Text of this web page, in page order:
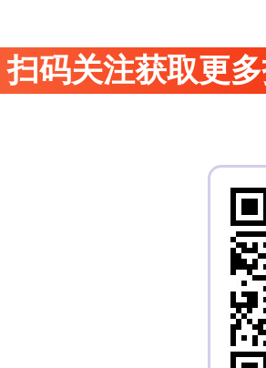
扫码关注获取更